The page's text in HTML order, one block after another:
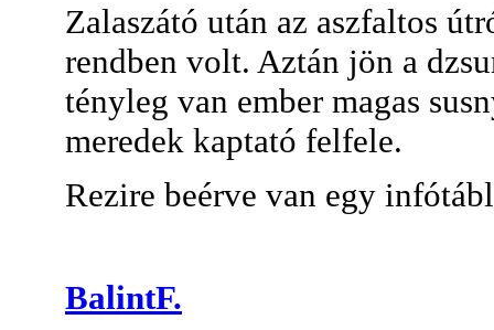
Zalaszátó után az aszfaltos
rendben volt. Aztán jön a
tényleg van ember magas
meredek kaptató felfele.
Rezire beérve van egy
BalintF.